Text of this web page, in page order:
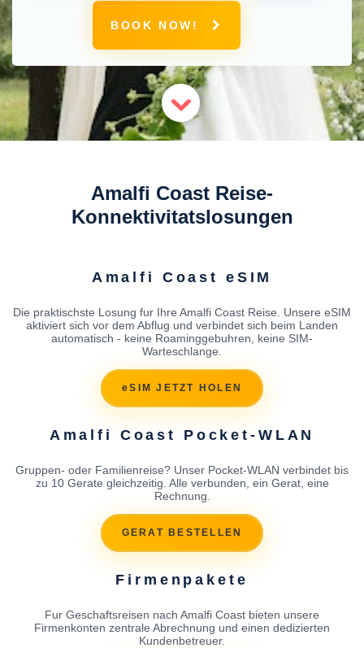
BOOK NOW!
Amalfi Coast Reise-
Konnektivitatslosungen
Amalfi Coast eSIM
Die praktischste Losung fur Ihre Amalfi Coast Reise. Unsere eSIM
aktiviert sich vor dem Abflug und verbindet sich beim Landen
automatisch - keine Roaminggebuhren, keine SIM-
Warteschlange.
eSIM JETZT HOLEN
Amalfi Coast Pocket-WLAN
Gruppen- oder Familienreise? Unser Pocket-WLAN verbindet bis
zu 10 Gerate gleichzeitig. Alle verbunden, ein Gerat, eine
Rechnung.
GERAT BESTELLEN
Firmenpakete
Fur Geschaftsreisen nach Amalfi Coast bieten unsere
Firmenkonten zentrale Abrechnung und einen dedizierten
Kundenbetreuer.